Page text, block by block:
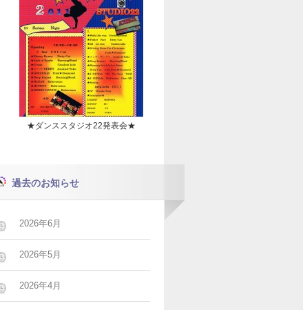
★ダンススタジオ22発表会★
過去のお知らせ
2026年6月
2026年5月
2026年4月